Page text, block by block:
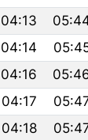
04:13
04:14
04:16
04:17
04:18